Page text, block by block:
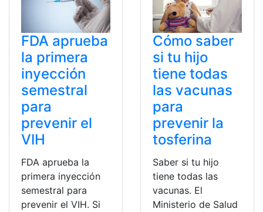
FDA aprueba
la primera
inyección
semestral
para
prevenir el
VIH
FDA aprueba la
primera inyección
semestral para
prevenir el VIH. Si
Cómo saber
si tu hijo
tiene todas
las vacunas
para
prevenir la
tosferina
Saber si tu hijo
tiene todas las
vacunas. El
Ministerio de Salud